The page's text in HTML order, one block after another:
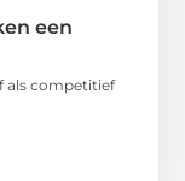
een
als competitief